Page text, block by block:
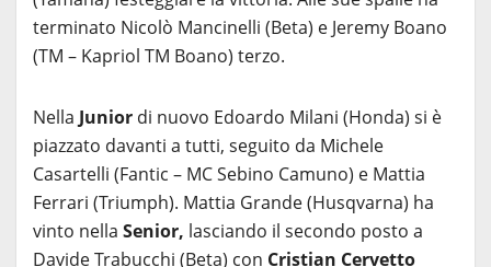
terminato Nicolò Mancinelli (Beta) e Jeremy Boano
(TM – Kapriol TM Boano) terzo.
Nella Junior di nuovo Edoardo Milani (Honda) si è
piazzato davanti a tutti, seguito da Michele
Casartelli (Fantic – MC Sebino Camuno) e Mattia
Ferrari (Triumph). Mattia Grande (Husqvarna) ha
vinto nella Senior, lasciando il secondo posto a
Davide Trabucchi (Beta) con Cristian Cervetto